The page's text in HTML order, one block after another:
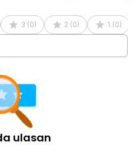
3 (0) 2 (0) 1 (0)
ulasan